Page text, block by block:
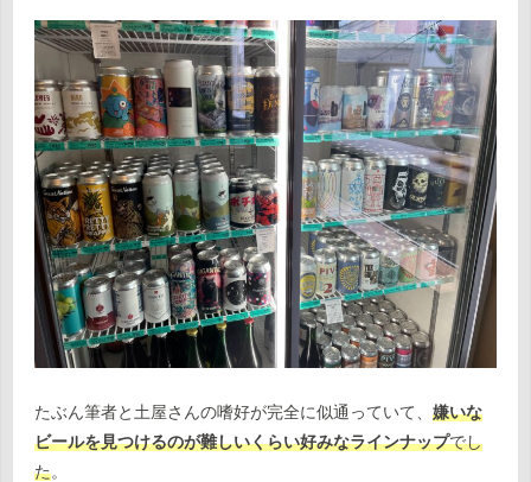
たぶん筆者と土屋さんの嗜好が完全に似通っていて、 嫌いな
ビールを見つけるのが難しいくらい好みなラインナップでし
た。